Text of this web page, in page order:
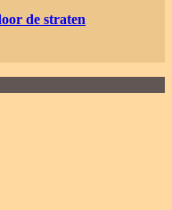
de straten